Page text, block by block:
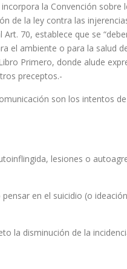
la Convención
de la ley contra las
70, establece que se
el ambiente o para la salud
Primero, donde alude
preceptos.-
son los intentos
lesiones o
en el suicidio (o
la disminución de la